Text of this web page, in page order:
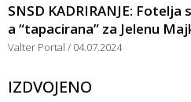
SNSD KADRIRANJE: Fotelja
a “tapacirana” za Jelenu
Valter Portal 04.07.2024
IZDVOJENO